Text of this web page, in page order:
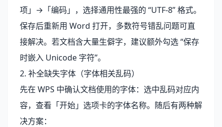
项」→「编码」，选择通用性最强的 “UTF-8” 格式。
保存后重新用 Word 打开，多数符号错乱问题可直
接解决。若文档含大量生僻字，建议额外勾选 “保存
时嵌入 Unicode 字符”。
2. 补全缺失字体（字体相关乱码）
先在 WPS 中确认文档使用的字体：选中乱码对应内
容，查看「开始」选项卡的字体名称。随后有两种解
决方案：